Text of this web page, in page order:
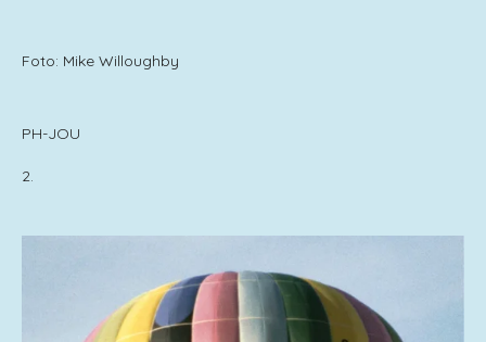
Foto: Mike Willoughby
PH-JOU
2.